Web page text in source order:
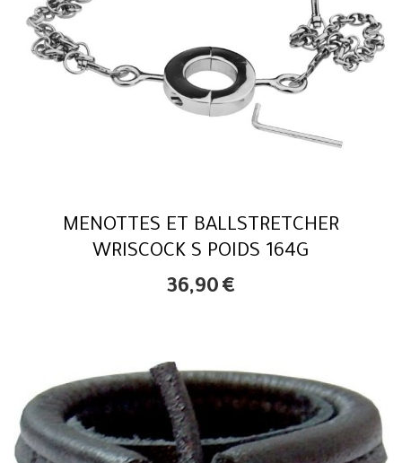
MENOTTES ET BALLSTRETCHER
WRISCOCK S POIDS 164G
36,90 €